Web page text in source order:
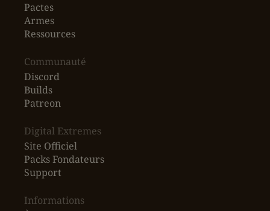
Pactes
Armes
Ressources
‎Communauté
Discord
Builds
Patreon
Digital Extremes
Site Officiel
Packs Fondateurs
Support
Informations